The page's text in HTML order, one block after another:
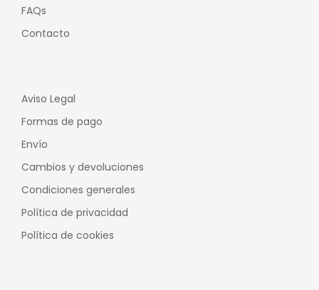
FAQs
Contacto
Aviso Legal
Formas de pago
Envío
Cambios y devoluciones
Condiciones generales
Política de privacidad
Política de cookies